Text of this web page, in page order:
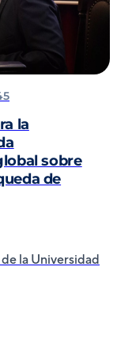
la
sobre
de
la Universidad